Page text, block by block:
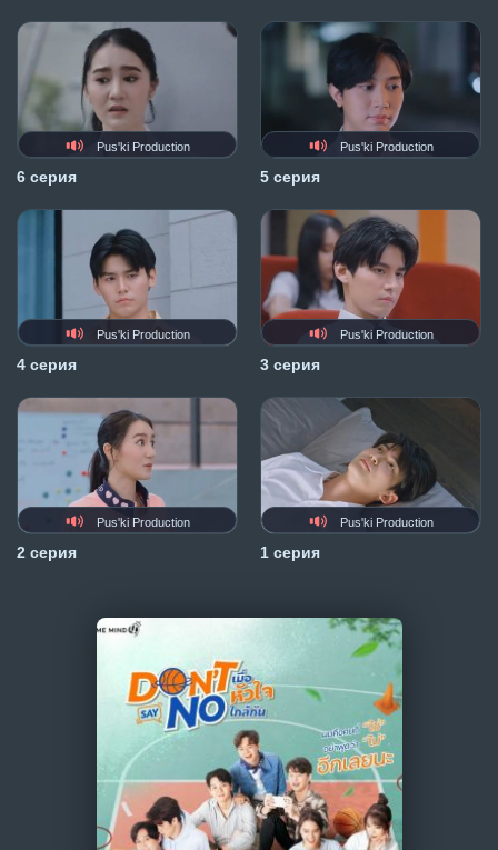
Pus'ki Production
6 серия
Pus'ki Production
5 серия
Pus'ki Production
4 серия
Pus'ki Production
3 серия
Pus'ki Production
2 серия
Pus'ki Production
1 серия